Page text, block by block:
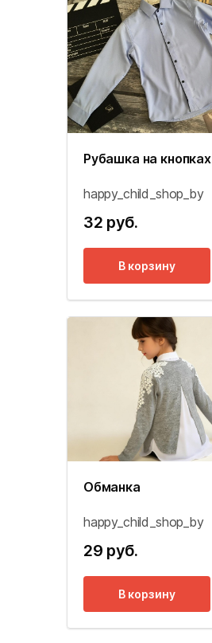
Рубашка на кнопках
happy_child_shop_by
32 руб.
В корзину
Обманка
happy_child_shop_by
29 руб.
В корзину